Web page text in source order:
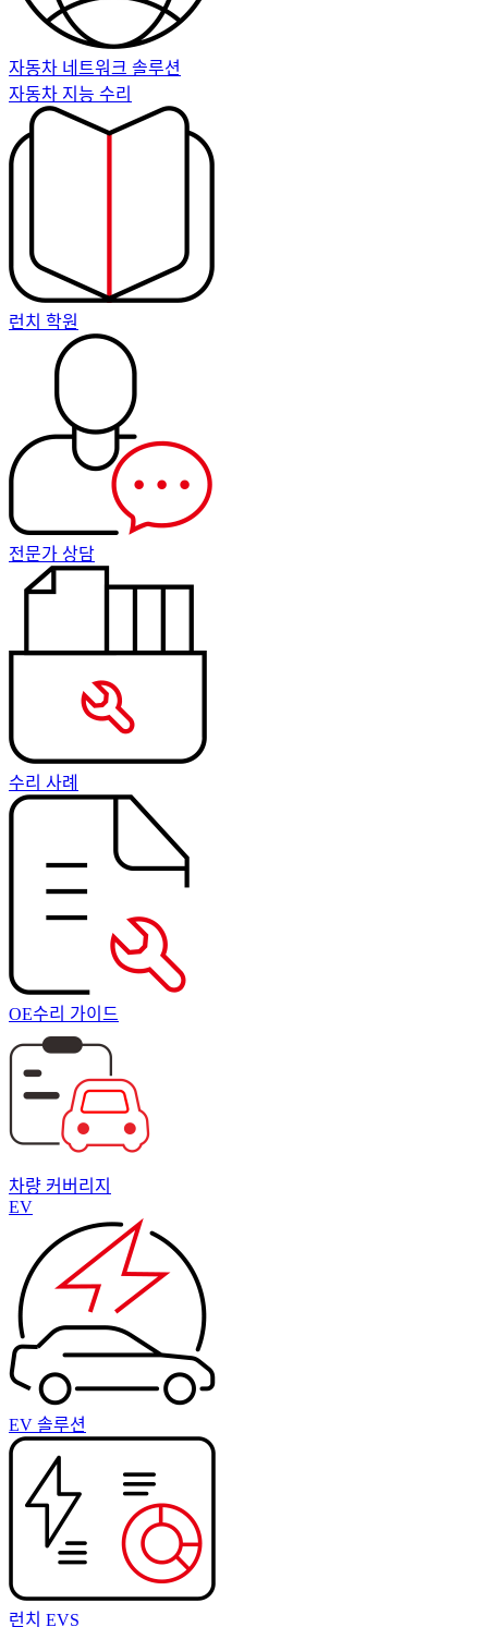
자동차 네트워크 솔루션
자동차 지능 수리
런치 학원
전문가 상담
수리 사례
OE수리 가이드
차량 커버리지
EV
EV 솔루션
런치 EVS